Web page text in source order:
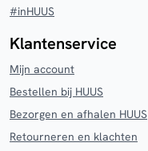
#inHUUS
Klantenservice
Mijn account
Bestellen bij HUUS
Bezorgen en afhalen HUUS
Retourneren en klachten